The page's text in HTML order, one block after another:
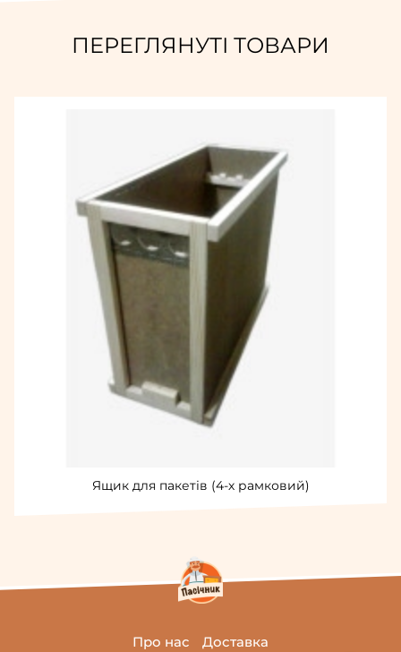
ПЕРЕГЛЯНУТІ ТОВАРИ
Ящик для пакетів (4-х рамковий)
Про нас Доставка